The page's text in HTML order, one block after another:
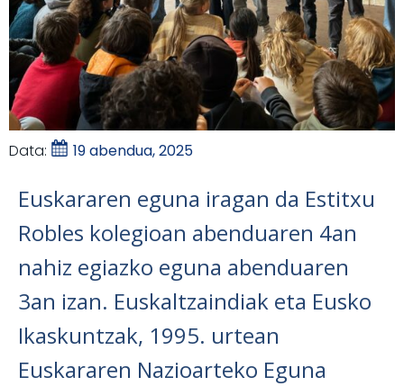
Data: 19 abendua, 2025
Euskararen eguna iragan da Estitxu
Robles kolegioan abenduaren 4an
nahiz egiazko eguna abenduaren
3an izan. Euskaltzaindiak eta Eusko
Ikaskuntzak, 1995. urtean
Euskararen Nazioarteko Eguna